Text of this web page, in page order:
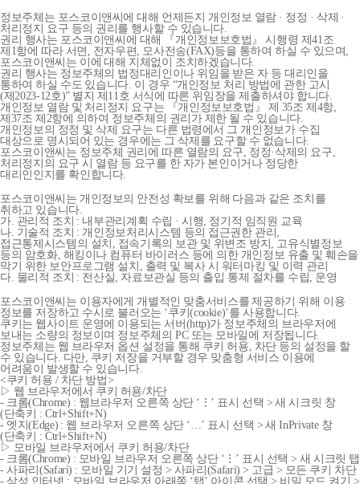
정보주체는 포스코이앤씨에 대해 언제든지 개인정보 열람 · 정정 · 삭제 ·
처리정지 요구 등의 권리를 행사할 수 있습니다.
권리 행사는 포스코이앤씨에 대해 『개인정보보호법』 시행령 제41조
제1항에 따라 서면, 전자우편, 모사전송(FAX)등을 통하여 하실 수 있으며,
포스코이앤씨는 이에 대해 지체없이 조치하겠습니다.
권리 행사는 정보주체의 법정대리인이나 위임을 받은 자 등 대리인을
통하여 하실 수도 있습니다. 이 경우 “개인정보 처리 방법에 관한 고시
(제2023-12호)” 별지 제11호 서식에 따른 위임장을 제출하셔야 합니다.
개인정보 열람 및 처리정지 요구는 『개인정보보호법』 제 35조 제4항,
제37조 제2항에 의하여 정보주체의 권리가 제한 될 수 있습니다.
개인정보의 정정 및 삭제 요구는 다른 법령에서 그 개인정보가 수집
대상으로 명시되어 있는 경우에는 그 삭제를 요구할 수 없습니다.
포스코이앤씨는 정보주체 권리에 따른 열람의 요구, 정정·삭제의 요구,
처리정지의 요구 시 열람 등 요구를 한 자가 본인이거나 정당한
대리인인지를 확인합니다.
포스코이앤씨는 개인정보의 안전성 확보를 위해 다음과 같은 조치를
취하고 있습니다.
가. 관리적 조치 : 내부관리계획 수립 · 시행, 정기적 임직원 교육
나. 기술적 조치 : 개인정보처리시스템 등의 접근권한 관리,
접근통제시스템의 설치, 접속기록의 보관 및 위변조 방지, 고유식별정보
등의 암호화, 해킹이나 컴퓨터 바이러스 등에 의한 개인정보 유출 및 훼손을
막기 위한 보안프로그램 설치, 출력 및 복사 시 워터마킹 및 이력 관리
다. 물리적 조치 : 전산실, 자료보관실 등의 출입 통제 절차를 수립, 운영
포스코이앤씨는 이용자에게 개별적인 맞춤서비스를 제공하기 위해 이용
정보를 저장하고 수시로 불러오는 ‘쿠키(cookie)’를 사용합니다.
쿠키는 웹사이트 운영에 이용되는 서버(http)가 정보주체의 브라우저에
보내는 소량의 정보이며 정보주체의 PC 또는 모바일에 저장됩니다.
정보주체는 웹 브라우저 옵션 설정을 통해 쿠키 허용, 차단 등의 설정을 할
수 있습니다. 다만, 쿠키 저장을 거부할 경우 맞춤형 서비스 이용에
어려움이 발생할 수 있습니다.
<쿠키 허용 / 차단 방법>
▷ 웹 브라우저에서 쿠키 허용/차단
- 크롬(Chrome) : 웹브라우저 오른쪽 상단 ‘⋮’ 표시 선택 > 새 시크릿 창
(단축키 : Ctrl+Shift+N)
- 엣지(Edge) : 웹 브라우저 오른쪽 상단 ‘…’ 표시 선택 > 새 InPrivate 창
(단축키 : Ctrl+Shift+N)
▷ 모바일 브라우저에서 쿠키 허용/차단
- 크롬(Chrome) : 모바일 브라우저 오른쪽 상단 ‘⋮’ 표시 선택 > 새 시크릿 탭
- 사파리(Safari) : 모바일 기기 설정 > 사파리(Safari) > 고급 > 모든 쿠키 차단
- 삼성 인터넷 : 모바일 브라우저 아래쪽 ‘탭’ 아이콘 선택 > 비밀 모드 켜기 >